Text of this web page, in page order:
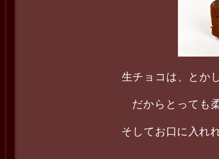
生チョコは、とか
だからとっても
そしてお口に入れ